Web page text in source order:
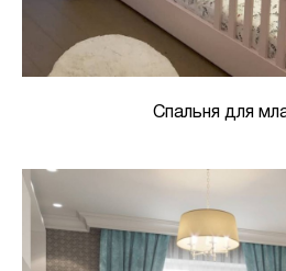
Спальня для